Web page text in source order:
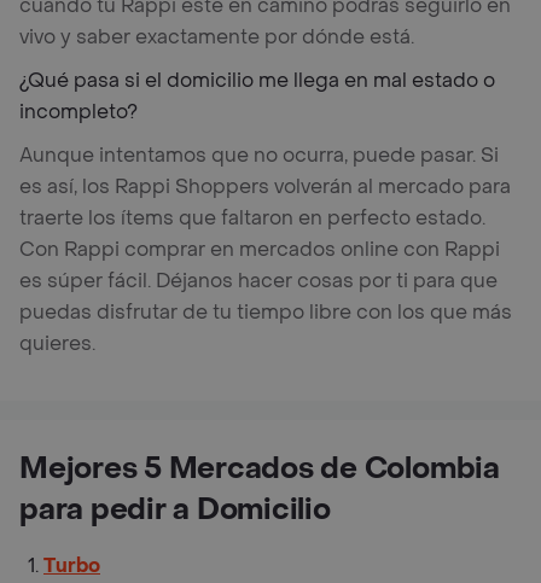
cuando tu Rappi esté en camino podrás seguirlo en
vivo y saber exactamente por dónde está.
¿Qué pasa si el domicilio me llega en mal estado o
incompleto?
Aunque intentamos que no ocurra, puede pasar. Si
es así, los Rappi Shoppers volverán al mercado para
traerte los ítems que faltaron en perfecto estado.
Con Rappi comprar en mercados online con Rappi
es súper fácil. Déjanos hacer cosas por ti para que
puedas disfrutar de tu tiempo libre con los que más
quieres.
Mejores 5 Mercados de Colombia
para pedir a Domicilio
Turbo